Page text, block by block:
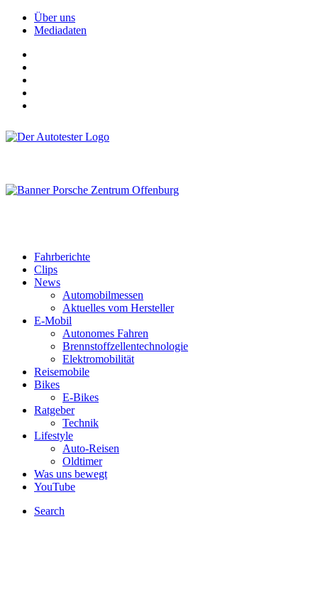
Über uns
Mediadaten
Fahrberichte
Clips
News
Automobilmessen
Aktuelles vom Hersteller
E-Mobil
Autonomes Fahren
Brennstoffzellentechnologie
Elektromobilität
Reisemobile
Bikes
E-Bikes
Ratgeber
Technik
Lifestyle
Auto-Reisen
Oldtimer
Was uns bewegt
YouTube
Search